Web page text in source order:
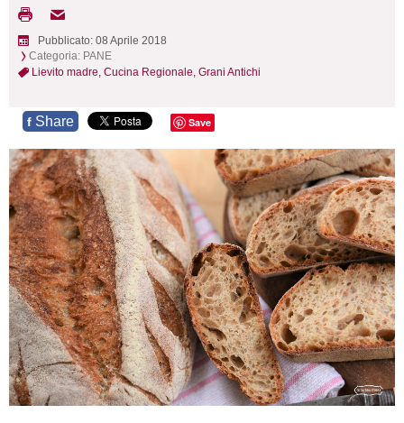
Pubblicato: 08 Aprile 2018
Categoria: PANE
Lievito madre, Cucina Regionale, Grani Antichi
f Share Save